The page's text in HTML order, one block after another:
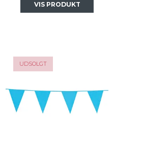
VIS PRODUKT
UDSOLGT